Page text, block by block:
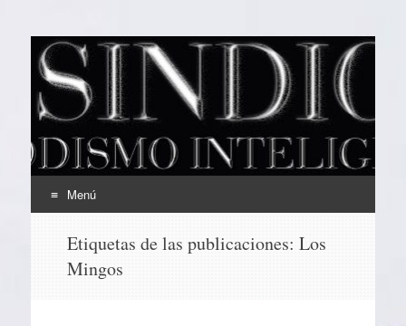
EL SINDICAL
Periodismo Inteligente
Menú
contenido
Etiquetas de las publicaciones: Los
Mingos